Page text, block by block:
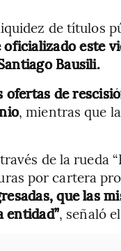
de títulos
oficializado este
Bausili.
ofertas de
, mientras que la
de la rueda
por cartera
que las
entidad”, señaló